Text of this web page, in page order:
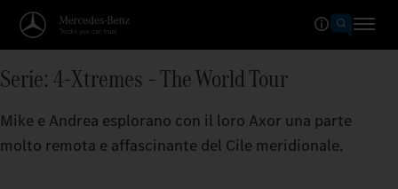
Serie: 4-Xtremes – The World Tour
Mike e Andrea esplorano con il loro Axor una parte
molto remota e affascinante del Cile meridionale.